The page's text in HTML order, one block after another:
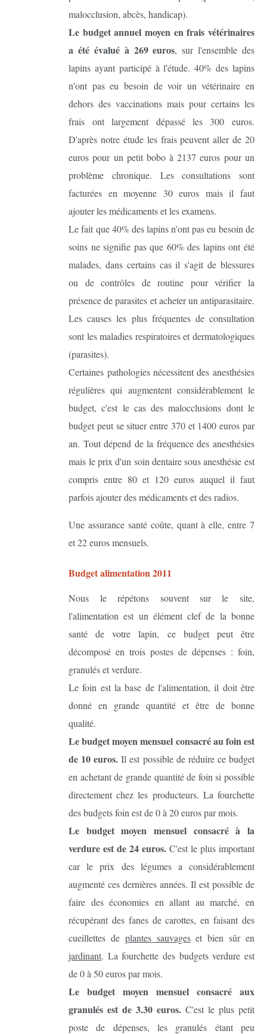
malocclusion, abcès, handicap).
Le budget annuel moyen en frais vétérinaires
a été évalué à 269 euros, sur l'ensemble des
lapins ayant participé à l'étude. 40% des lapins
n'ont pas eu besoin de voir un vétérinaire en
dehors des vaccinations mais pour certains les
frais ont largement dépassé les 300 euros.
D'après notre étude les frais peuvent aller de 20
euros pour un petit bobo à 2137 euros pour un
problème chronique. Les consultations sont
facturées en moyenne 30 euros mais il faut
ajouter les médicaments et les examens.
Le fait que 40% des lapins n'ont pas eu besoin de
soins ne signifie pas que 60% des lapins ont été
malades, dans certains cas il s'agit de blessures
ou de contrôles de routine pour vérifier la
présence de parasites et acheter un antiparasitaire.
Les causes les plus fréquentes de consultation
sont les maladies respiratoires et dermatologiques
(parasites).
Certaines pathologies nécessitent des anesthésies
régulières qui augmentent considérablement le
budget, c'est le cas des malocclusions dont le
budget peut se situer entre 370 et 1400 euros par
an. Tout dépend de la fréquence des anesthésies
mais le prix d'un soin dentaire sous anesthésie est
compris entre 80 et 120 euros auquel il faut
parfois ajouter des médicaments et des radios.
Une assurance santé coûte, quant à elle, entre 7
et 22 euros mensuels.
Budget alimentation 2011
Nous le répétons souvent sur le site,
l'alimentation est un élément clef de la bonne
santé de votre lapin, ce budget peut être
décomposé en trois postes de dépenses : foin,
granulés et verdure.
Le foin est la base de l'alimentation, il doit être
donné en grande quantité et être de bonne
qualité.
Le budget moyen mensuel consacré au foin est
de 10 euros. Il est possible de réduire ce budget
en achetant de grande quantité de foin si possible
directement chez les producteurs. La fourchette
des budgets foin est de 0 à 20 euros par mois.
Le budget moyen mensuel consacré à la
verdure est de 24 euros. C'est le plus important
car le prix des légumes a considérablement
augmenté ces dernières années. Il est possible de
faire des économies en allant au marché, en
récupérant des fanes de carottes, en faisant des
cueillettes de plantes sauvageset bien sûr en
jardinant. La fourchette des budgets verdure est
de 0 à 50 euros par mois.
Le budget moyen mensuel consacré aux
granulés est de 3.30 euros. C'est le plus petit
poste de dépenses, les granulés étant peu